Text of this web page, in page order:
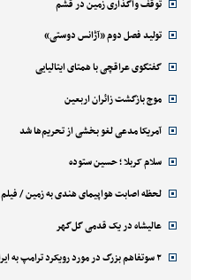
توقف واگذاری زمین در قشم
تولید فصل دوم «آژانس دوستی»
گفتگوی عراقچی با همتای ایتالیایی
موج بازگشت زائران اربعین
آمریکا مدعی لغو بخشی از تحریم‌ها شد
سلام کربلا ؛ حسین ستوده
لحظه اصابت هواپیمای هندی به زمین / فیلم
عالیشاه در یک قدمی گل‌گهر
۲ سوتفاهم بزرگ در مورد رویکرد ترامپ به ایران